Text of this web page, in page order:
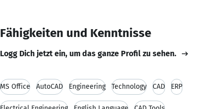
Fähigkeiten und Kenntnisse
Logg Dich jetzt ein, um das ganze Profil zu sehen.
MS Office AutoCAD Engineering Technology CAD ERP